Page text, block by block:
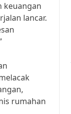
keuangan
lancar.
rumahan